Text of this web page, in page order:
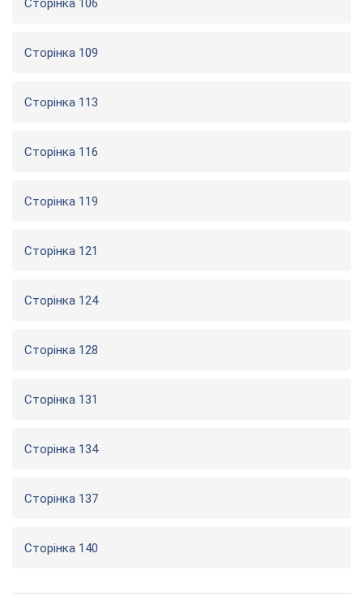
Сторінка 106
Сторінка 109
Сторінка 113
Сторінка 116
Сторінка 119
Сторінка 121
Сторінка 124
Сторінка 128
Сторінка 131
Сторінка 134
Сторінка 137
Сторінка 140